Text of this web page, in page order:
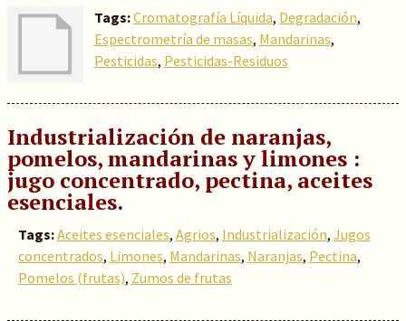
Tags:Cromatografía Líquida, Degradación,
Espectrometría de masas, Mandarinas,
Pesticidas, Pesticidas-Residuos
Industrialización de naranjas,
pomelos, mandarinas y limones :
jugo concentrado, pectina, aceites
esenciales.
Tags:Aceites esenciales, Agrios, Industrialización, Jugos
concentrados, Limones, Mandarinas, Naranjas, Pectina,
Pomelos (frutas), Zumos de frutas